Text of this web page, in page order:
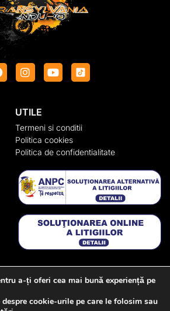
UTILE
Termeni si conditii
Politica cookies
Politica de confidentialitate
nr. 100, Cluj-Napoca, Cluj
a-ți oferi cea mai bună experiență pe
cookie-urile pe care le folosim sau